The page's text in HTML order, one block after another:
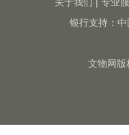
银行支持：
文物网